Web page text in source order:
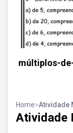
múltiplos-
Home>Atividade
Atividade